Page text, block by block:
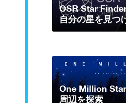
OSR Star
自分の星を見つ
One Million
周辺を探索